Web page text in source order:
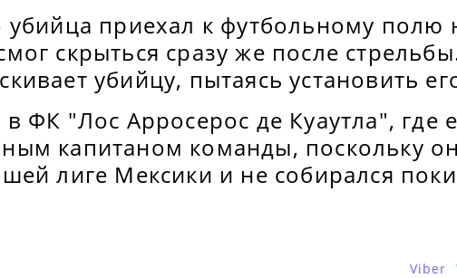
убийца приехал к футбольному полю
скрыться сразу же после
убийцу, пытаясь установить
ФК "Лос Арросерос де Куаутла", где
капитаном команды, поскольку
лиге Мексики и не собирался
Viber